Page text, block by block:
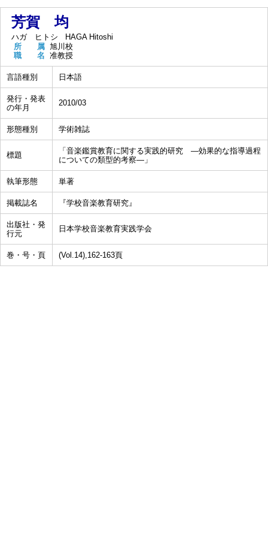
芳賀 均
ハガ ヒトシ
HAGA Hitoshi
所 属 旭川校
職 名 准教授
言語種別 日本語
発行・発表
の年月
2010/03
形態種別 学術雑誌
標題
「音楽鑑賞教育に関する実践的研究 ―効果的な指導過程
についての類型的考察―」
執筆形態 単著
掲載誌名 『学校音楽教育研究』
出版社・発
行元
日本学校音楽教育実践学会
巻・号・頁 (Vol.14),162-163頁